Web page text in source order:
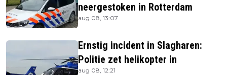
neergestoken in Rotterdam
aug 08, 13:07
Ernstig incident in Slagharen:
Politie zet helikopter in
aug 08, 12:21